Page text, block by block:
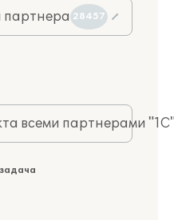
партнера 28457
всеми партнерами